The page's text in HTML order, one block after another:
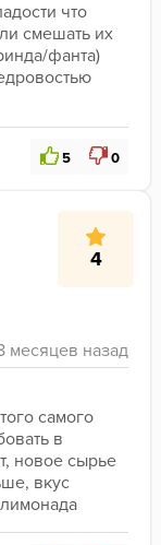
что
смешать их
фанта)
5 0
4
самого
в
новое сырье
вкус